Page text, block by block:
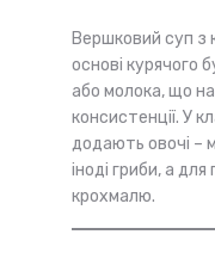
Вершковий суп з
основі курячого
або молока, що
консистенції. У
додають овочі –
іноді гриби, а
крохмалю.